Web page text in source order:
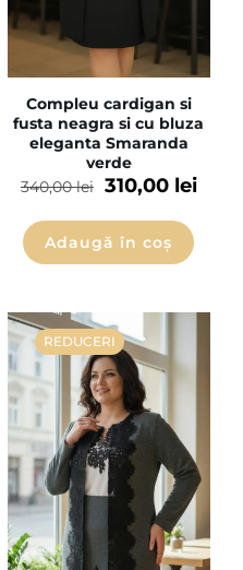
Compleu cardigan si
fusta neagra si cu bluza
eleganta Smaranda
verde
340,00lei 310,00 lei
Adaugă în coș
REDUCERI